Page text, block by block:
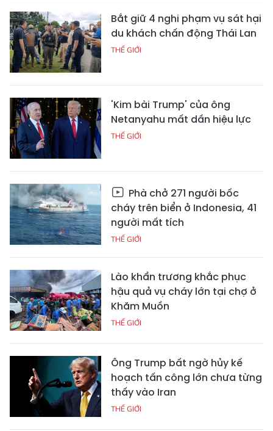
Bắt giữ 4 nghi phạm vụ sát hại
du khách chấn động Thái Lan
THẾ GIỚI
'Kim bài Trump' của ông
Netanyahu mất dần hiệu lực
THẾ GIỚI
Phà chở 271 người bốc
cháy trên biển ở Indonesia, 41
người mất tích
THẾ GIỚI
Lào khẩn trương khắc phục
hậu quả vụ cháy lớn tại chợ ở
Khăm Muồn
THẾ GIỚI
Ông Trump bất ngờ hủy kế
hoạch tấn công lớn chưa từng
thấy vào Iran
THẾ GIỚI